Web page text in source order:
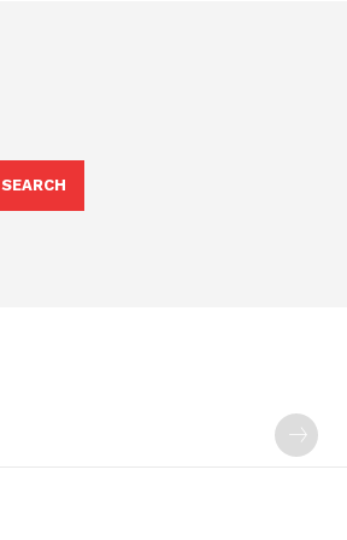
SEARCH